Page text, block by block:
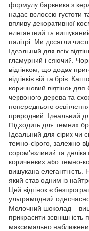
формулу барвника з
надає волоссю густоти
впливу декоративної
елегантний та
палітрі. Ми досягли
Ідеальний для всіх
гламурний і сяючий.
відтінком, що додає
відтінків вій та брів.
коричневий відтінок для
червоного дерева та
попереднього
природний. Ідеальний
Підходить для темних
Ідеальний для сірих чи
темно-сірого, залежно
сором'язливий та
коричневих або темно-
вишукана елегантність.
який став одним із
Цей відтінок є
ультрамодний
Молочний шоколад –
прикрасити зовнішність
максимально